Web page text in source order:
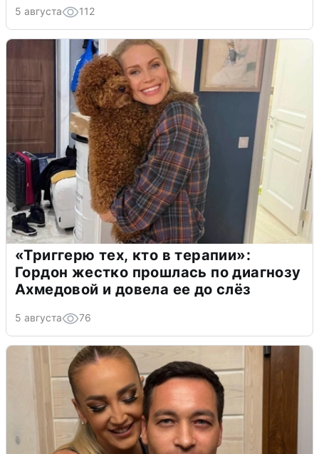
5 августа 112
«Триггерю тех, кто в терапии»:
Гордон жестко прошлась по диагнозу
Ахмедовой и довела ее до слёз
5 августа 76